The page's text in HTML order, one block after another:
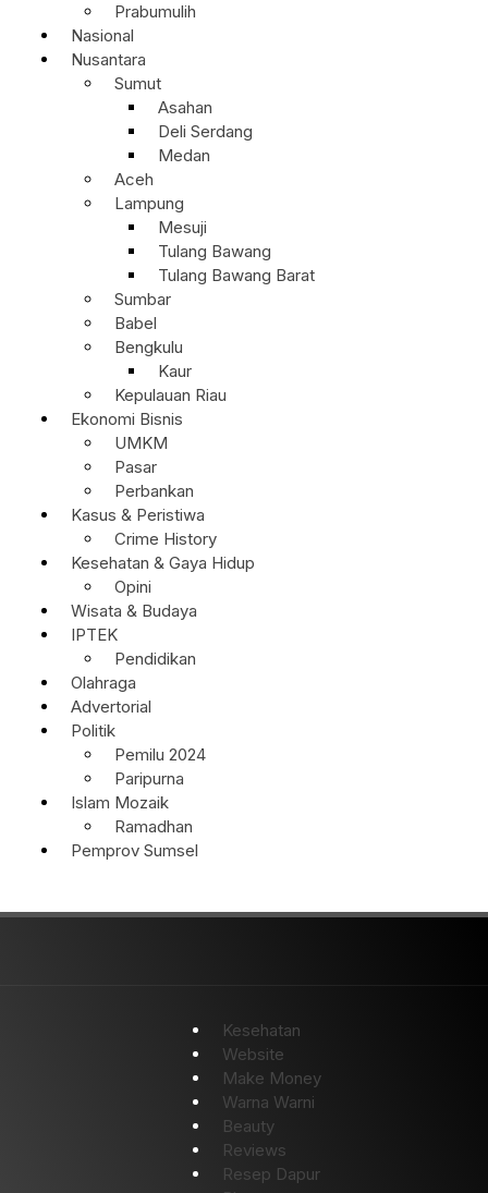
Prabumulih
Nasional
Nusantara
Sumut
Asahan
Deli Serdang
Medan
Aceh
Lampung
Mesuji
Tulang Bawang
Tulang Bawang Barat
Sumbar
Babel
Bengkulu
Kaur
Kepulauan Riau
Ekonomi Bisnis
UMKM
Pasar
Perbankan
Kasus & Peristiwa
Crime History
Kesehatan & Gaya Hidup
Opini
Wisata & Budaya
IPTEK
Pendidikan
Olahraga
Advertorial
Politik
Pemilu 2024
Paripurna
Islam Mozaik
Ramadhan
Pemprov Sumsel
Kesehatan
Website
Make Money
Warna Warni
Beauty
Reviews
Resep Dapur